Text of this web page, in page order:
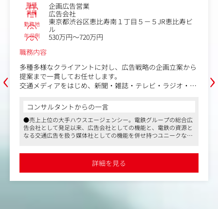
‹
職種 企画広告営業
業種 広告会社
勤務地
東京都渋谷区恵比寿南１丁目５－５JR恵比寿ビ
ル
年収例
530万円～720万円
職務内容
多種多様なクライアントに対し、広告戦略の企画立案から
提案まで一貫してお任せします。
交通メディアをはじめ、新聞・雑誌・テレビ・ラジオ・デ
課題解決に向けた最適なコミュニケーション設計を行いま
す。
業務はリーダーとともにチーム・ユニットで推進しつつ、
案件規模に応じて社内外のプランナーやクリエイティブな
ど多様な専門人材と連携。プロジェクト全体をリードする
JR東日本グループならではの豊富なアセットと顧客基盤の
もと、社会的影響力の大きな案件に裁量を持って挑戦でき
コンサルタントからの一言
●売上上位の大手ハウスエージェンシー。電鉄グループの総合広
告会社として発足以来、広告会社としての機能と、電鉄の資源と
なる交通広告を扱う媒体社としての機能を併せ持つユニークな会
ざまな資源がもつメディアとしてのポテンシャルを背景に、マス
メディアと駅構内におけるプロモーション、駅・車両メディアの
連動による相乗効果の追求など、従来の広告業務の枠を超えた複
合的なコミュニケーション活動を展開し、成長を続けています
詳細を見る
›